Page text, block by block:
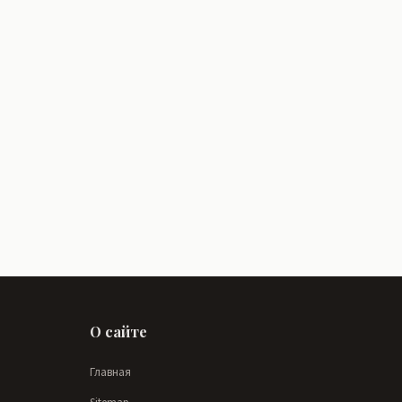
О сайте
Главная